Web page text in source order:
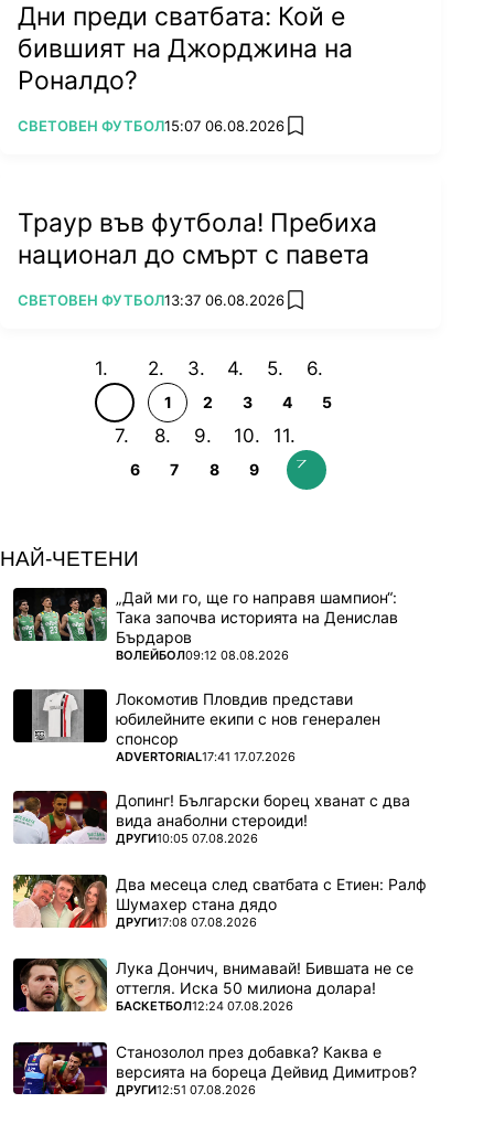
Дни преди сватбата: Кой е
бившият на Джорджина на
Роналдо?
ПОВЕЧЕ ОТ
СВЕТОВЕН ФУТБОЛ15:07 06.08.2026 add favorites
Траур във футбола! Пребиха
национал до смърт с павета
ПОВЕЧЕ ОТ
СВЕТОВЕН ФУТБОЛ13:37 06.08.2026 add favorites
1 2 3 4 5
6 7 8 9
НАЙ-ЧЕТЕНИ
„Дай ми го, ще го направя шампион“:
Така започва историята на Денислав
Бърдаров
ПОВЕЧЕ ОТ
ВОЛЕЙБОЛ09:12 08.08.2026
Локомотив Пловдив представи
юбилейните екипи с нов генерален
спонсор
ПОВЕЧЕ ОТ
ADVERTORIAL17:41 17.07.2026
Допинг! Български борец хванат с два
вида анаболни стероиди!
ПОВЕЧЕ ОТ
ДРУГИ10:05 07.08.2026
Два месеца след сватбата с Етиен: Ралф
Шумахер стана дядо
ПОВЕЧЕ ОТ
ДРУГИ17:08 07.08.2026
Лука Дончич, внимавай! Бившата не се
оттегля. Иска 50 милиона долара!
ПОВЕЧЕ ОТ
БАСКЕТБОЛ12:24 07.08.2026
Станозолол през добавка? Каква е
версията на бореца Дейвид Димитров?
ПОВЕЧЕ ОТ
ДРУГИ12:51 07.08.2026